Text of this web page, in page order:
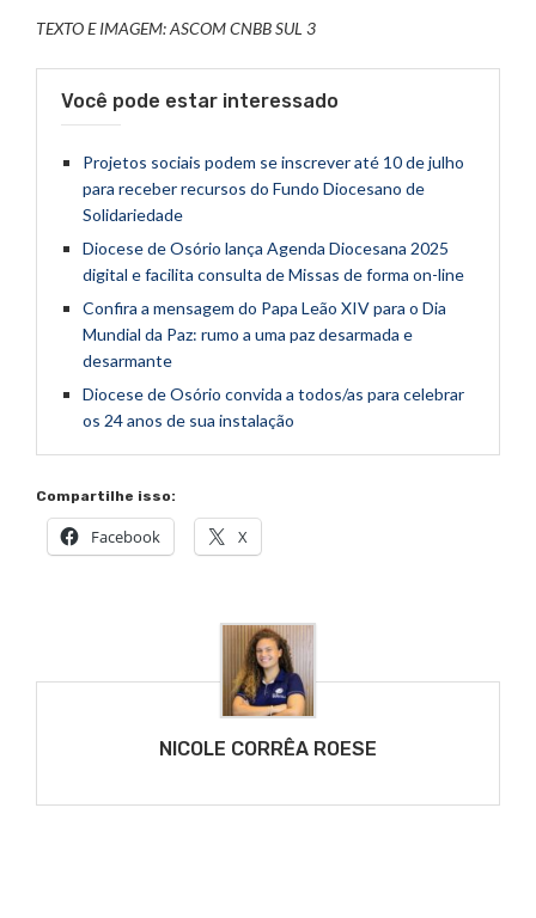
TEXTO E IMAGEM: ASCOM CNBB SUL 3
Você pode estar interessado
Projetos sociais podem se inscrever até 10 de julho
para receber recursos do Fundo Diocesano de
Solidariedade
Diocese de Osório lança Agenda Diocesana 2025
digital e facilita consulta de Missas de forma on-line
Confira a mensagem do Papa Leão XIV para o Dia
Mundial da Paz: rumo a uma paz desarmada e
desarmante
Diocese de Osório convida a todos/as para celebrar
os 24 anos de sua instalação
Compartilhe isso:
Facebook X
NICOLE CORRÊA ROESE